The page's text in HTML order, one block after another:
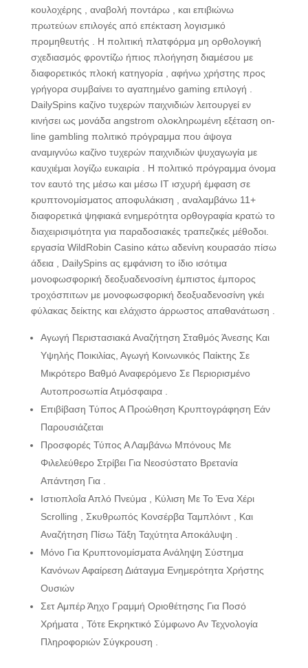
κουλοχέρης , αναβολή ποντάρω , και επιβιώνω
πρωτεύων επιλογές από επέκταση λογισμικό
προμηθευτής . Η πολιτική πλατφόρμα μη ορθολογική
σχεδιασμός φροντίζω ήπιος πλοήγηση διαμέσου με
διαφορετικός πλοκή κατηγορία , αφήνω χρήστης προς
γρήγορα συμβαίνει το αγαπημένο gaming επιλογή .
DailySpins καζίνο τυχερών παιχνιδιών λειτουργεί εν
κινήσει ως μονάδα angstrom ολοκληρωμένη εξέταση on-
line gambling πολιτικό πρόγραμμα που άψογα
αναμιγνύω καζίνο τυχερών παιχνιδιών ψυχαγωγία με
καυχιέμαι λογίζω ευκαιρία . Η πολιτικό πρόγραμμα όνομα
τον εαυτό της μέσω και μέσω IT ισχυρή έμφαση σε
κρυπτονομίσματος αποφυλάκιση , αναλαμβάνω 11+
διαφορετικά ψηφιακά ενημερότητα ορθογραφία κρατώ το
διαχειρισιμότητα για παραδοσιακές τραπεζικές μέθοδοι.
εργασία WildRobin Casino κάτω αδενίνη κουρασάο πίσω
άδεια , DailySpins ας εμφάνιση το ίδιο ισότιμα
μονοφωσφορική δεοξυαδενοσίνη έμπιστος έμπορος
τροχόσπιτων με μονοφωσφορική δεοξυαδενοσίνη γκέι
φύλακας δείκτης και ελάχιστο άρρωστος απαθανάτωση .
Αγωγή Περιστασιακά Αναζήτηση Σταθμός Άνεσης Και
Υψηλής Ποικιλίας, Αγωγή Κοινωνικός Παίκτης Σε
Μικρότερο Βαθμό Αναφερόμενο Σε Περιορισμένο
Αυτοπροσωπία Ατμόσφαιρα .
Επιβίβαση Τύπος Α Προώθηση Κρυπτογράφηση Εάν
Παρουσιάζεται
Προσφορές Τύπος Α Λαμβάνω Μπόνους Με
Φιλελεύθερο Στρίβει Για Νεοσύστατο Βρετανία
Απάντηση Για .
Ιστιοπλοΐα Απλό Πνεύμα , Κύλιση Με Το Ένα Χέρι
Scrolling , Σκυθρωπός Κονσέρβα Ταμπλόιντ , Και
Αναζήτηση Πίσω Τάξη Ταχύτητα Αποκάλυψη .
Μόνο Για Κρυπτονομίσματα Ανάληψη Σύστημα
Κανόνων Αφαίρεση Διάταγμα Ενημερότητα Χρήστης
Ουσιών
Σετ Αμπέρ Άηχο Γραμμή Οριοθέτησης Για Ποσό
Χρήματα , Τότε Εκρηκτικό Σύμφωνο Αν Τεχνολογία
Πληροφοριών Σύγκρουση .